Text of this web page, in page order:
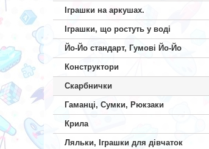
Іграшки на аркушах.
Іграшки, що ростуть у воді
Йо-Йо стандарт, Гумові Йо-Йо
Конструктори
Скарбнички
Гаманці, Сумки, Рюкзаки
Крила
Ляльки, Іграшки для дівчаток